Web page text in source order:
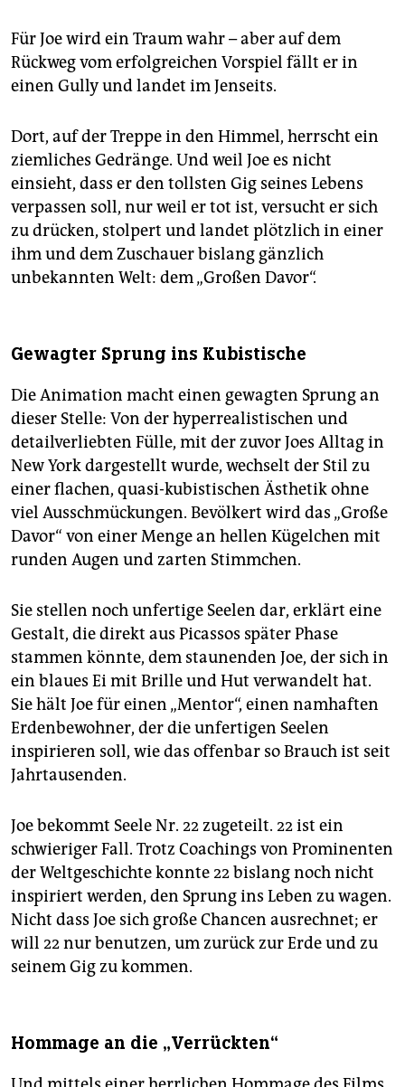
Für Joe wird ein Traum wahr – aber auf dem
Rückweg vom erfolgreichen Vorspiel fällt er in
einen Gully und landet im Jenseits.
Dort, auf der Treppe in den Himmel, herrscht ein
ziemliches Gedränge. Und weil Joe es nicht
einsieht, dass er den tollsten Gig seines Lebens
verpassen soll, nur weil er tot ist, versucht er sich
zu drücken, stolpert und landet plötzlich in einer
ihm und dem Zuschauer bislang gänzlich
unbekannten Welt: dem „Großen Davor“.
Gewagter Sprung ins Kubistische
Die Animation macht einen gewagten Sprung an
dieser Stelle: Von der hyperrealistischen und
detailverliebten Fülle, mit der zuvor Joes Alltag in
New York dargestellt wurde, wechselt der Stil zu
einer flachen, quasi-kubistischen Ästhetik ohne
viel Ausschmückungen. Bevölkert wird das „Große
Davor“ von einer Menge an hellen Kügelchen mit
runden Augen und zarten Stimmchen.
Sie stellen noch unfertige Seelen dar, erklärt eine
Gestalt, die direkt aus Picassos später Phase
stammen könnte, dem staunenden Joe, der sich in
ein blaues Ei mit Brille und Hut verwandelt hat.
Sie hält Joe für einen „Mentor“, einen namhaften
Erdenbewohner, der die unfertigen Seelen
inspirieren soll, wie das offenbar so Brauch ist seit
Jahrtausenden.
Joe bekommt Seele Nr. 22 zugeteilt. 22 ist ein
schwieriger Fall. Trotz Coachings von Prominenten
der Weltgeschichte konnte 22 bislang noch nicht
inspiriert werden, den Sprung ins Leben zu wagen.
Nicht dass Joe sich große Chancen ausrechnet; er
will 22 nur benutzen, um zurück zur Erde und zu
seinem Gig zu kommen.
Hommage an die „Verrückten“